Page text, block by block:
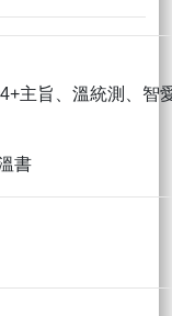
主旨、溫統測、智
書